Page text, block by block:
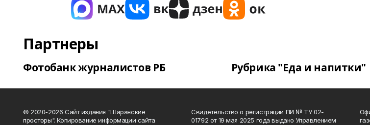
Партнеры
Фотобанк журналистов РБ Рубрика "Еда и напитки"
© 2020-2026 Сайт издания "Шаранские
просторы". Копирование информации сайта
Свидетельство о регистрации ПИ № ТУ 02-
01792 от 19 мая 2025 года выдано Управлением